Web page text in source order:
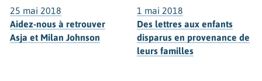
25 mai 2018
Aidez-nous à retrouver
Asja et Milan Johnson
1 mai 2018
Des lettres aux enfants
disparus en provenance de
leurs familles